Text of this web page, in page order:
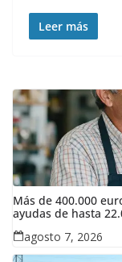
Leer más
Más de 400.000
ayudas de hasta
indefinida
agosto 7, 2026